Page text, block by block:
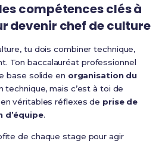
compétences clés à
devenir chef de culture
tu dois combiner technique,
Ton baccalauréat professionnel
base solide en organisation du
technique, mais c’est à toi de
véritables réflexes de prise de
d’équipe.
de chaque stage pour agir